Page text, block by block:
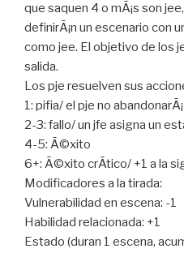
que saquen 4 o mÃ¡s son
definirÃ¡n un escenario con
como jee. El objetivo de los
salida.
Los pje resuelven sus
1: pifia/ el pje no
2-3: fallo/ un jfe asigna un
4-5: Ã©xito
6+: Ã©xito crÃ­tico/ +1 a la
Modificadores a la tirada:
Vulnerabilidad en escena: -1
Habilidad relacionada: +1
Estado (duran 1 escena,